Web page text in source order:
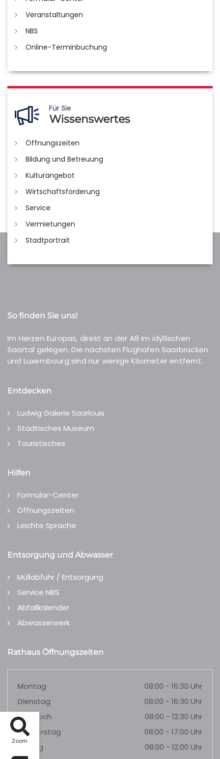
Zoom
Veranstaltungen
NBS
Online-Terminbuchung
Für Sie
Wissenswertes
Öffnungszeiten
Bildung und Betreuung
Kulturangebot
Wirtschaftsförderung
Service
Vermietungen
Stadtportrait
So finden Sie uns!
Im Herzen Europas, direkt an der A8 im idyllischen
Saartal gelegen. Die nächsten Flughäfen Saarbrücken
und Luxembourg sind nur wenige Kilometer entfernt.
Entdecken
Ludwig Galerie Saarlouis
Städtisches Museum
Touristisches
Hilfen
Formular-Center
Öffnungszeiten
Leichte Sprache
Entsorgung und Abwasser
Müllabfuhr / Entsorgung
Service NBS
Abfallkalender
Abwasserwerk
Rathaus Öffnungszeiten
Montag
08:00 - 16:30 Uhr
Dienstag
08:00 - 16:30 Uhr
Mittwoch
08:00 - 12:30 Uhr
Donnerstag
08:00 - 17:00 Uhr
Freitag
08:00 - 12:00 Uhr